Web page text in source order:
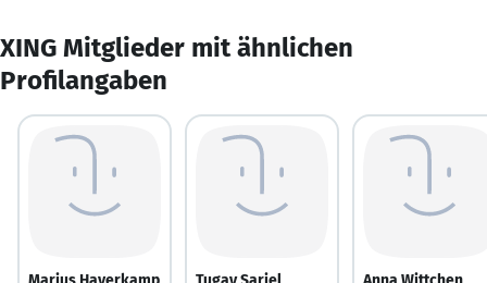
XING Mitglieder mit ähnlichen
Profilangaben